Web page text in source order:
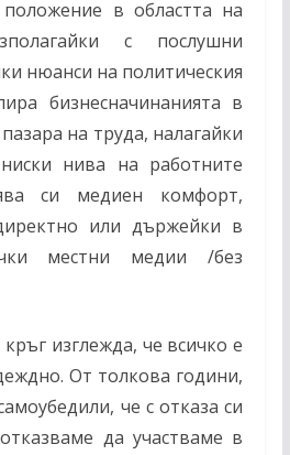
в областта на
с послушни
нюанси на политическия
бизнесначинанията в
на труда, налагайки
нива на работните
си медиен комфорт,
или държейки в
местни медии /без
изглежда, че всичко е
От толкова години,
че с отказа си
да участваме в